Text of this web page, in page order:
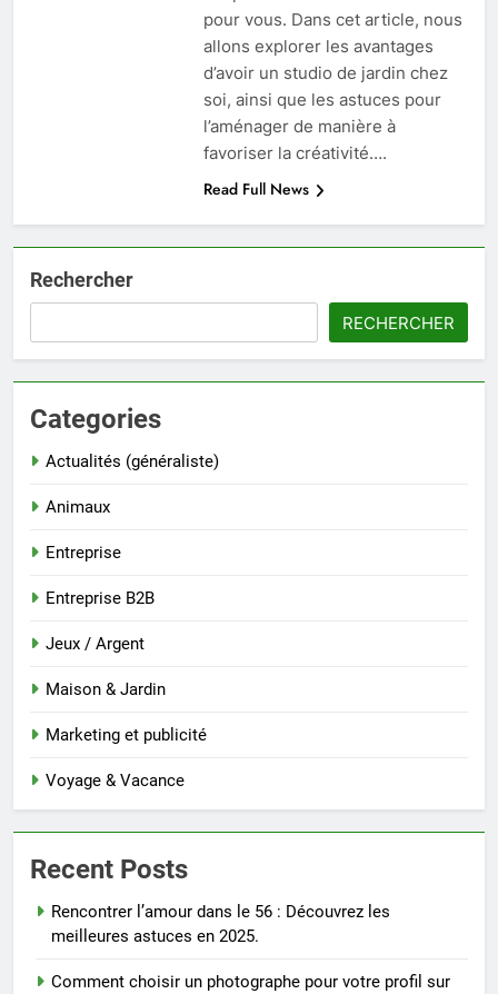
pour vous. Dans cet article, nous
allons explorer les avantages
d’avoir un studio de jardin chez
soi, ainsi que les astuces pour
l’aménager de manière à
favoriser la créativité….
Read Full News
Rechercher
RECHERCHER
Categories
Actualités (généraliste)
Animaux
Entreprise
Entreprise B2B
Jeux / Argent
Maison & Jardin
Marketing et publicité
Voyage & Vacance
Recent Posts
Rencontrer l’amour dans le 56 : Découvrez les
meilleures astuces en 2025.
Comment choisir un photographe pour votre profil sur